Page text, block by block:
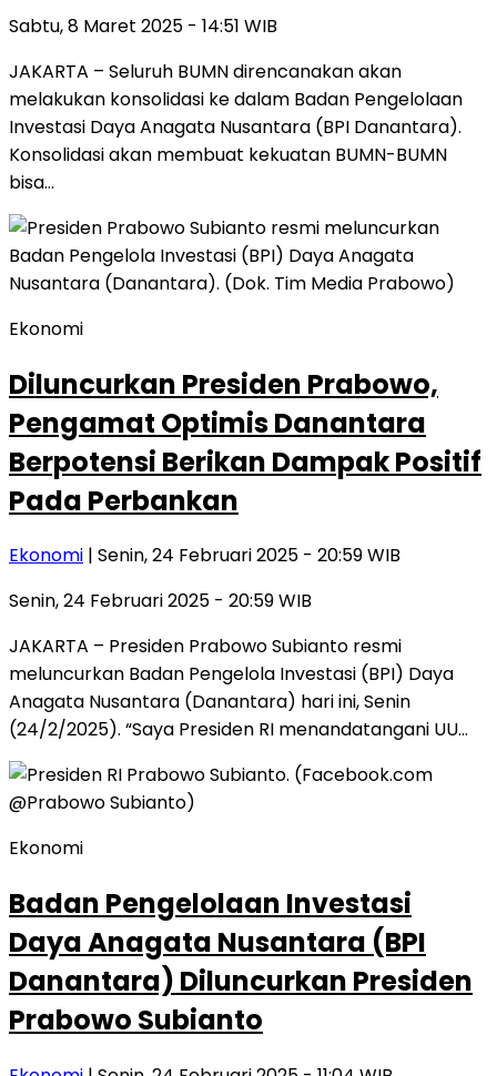
Sabtu, 8 Maret 2025 - 14:51 WIB
JAKARTA – Seluruh BUMN direncanakan akan
melakukan konsolidasi ke dalam Badan Pengelolaan
Investasi Daya Anagata Nusantara (BPI Danantara).
Konsolidasi akan membuat kekuatan BUMN-BUMN
bisa…
Ekonomi
Diluncurkan Presiden Prabowo,
Pengamat Optimis Danantara
Berpotensi Berikan Dampak Positif
Pada Perbankan
Ekonomi | Senin, 24 Februari 2025 - 20:59 WIB
Senin, 24 Februari 2025 - 20:59 WIB
JAKARTA – Presiden Prabowo Subianto resmi
meluncurkan Badan Pengelola Investasi (BPI) Daya
Anagata Nusantara (Danantara) hari ini, Senin
(24/2/2025). “Saya Presiden RI menandatangani UU…
Ekonomi
Badan Pengelolaan Investasi
Daya Anagata Nusantara (BPI
Danantara) Diluncurkan Presiden
Prabowo Subianto